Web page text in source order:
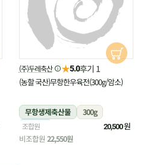
(주)두레축산 ★5.0후기 1
(농할 국산)무항한우육전(300g/암소)
무항생제축산물
300g
냉장
조합원 20,500원
비조합원 22,550원